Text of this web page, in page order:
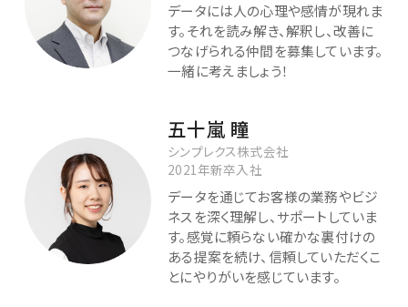
データには人の心理や感情が現れま
す。それを読み解き、解釈し、改善に
つなげられる仲間を募集しています。
一緒に考えましょう！
五十嵐 瞳
シンプレクス株式会社
2021年新卒入社
データを通じてお客様の業務やビジ
ネスを深く理解し、サポートしていま
す。感覚に頼らない確かな裏付けの
ある提案を続け、信頼していただくこ
とにやりがいを感じています。